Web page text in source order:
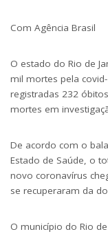
Com Agência Brasil
O estado do Rio de
mil mortes pela
registradas 232
mortes em
De acordo com o
Estado de Saúde, o
novo coronavírus
se recuperaram da
O município do Rio